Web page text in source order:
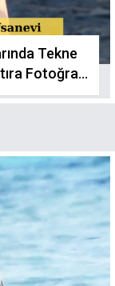
Tekne
Fotoğrafı